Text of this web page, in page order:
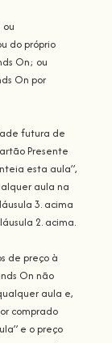
do próprio
On; ou
On por
futura de
Presente
esta aula”,
aula na
3. acima
2. acima.
de preço à
On não
aula e,
comprado
e o preço